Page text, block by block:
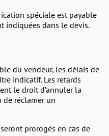
spéciale est payable
indiquées dans le devis.
du vendeur, les délais de
indicatif. Les retards
le droit d’annuler la
de réclamer un
prorogés en cas de